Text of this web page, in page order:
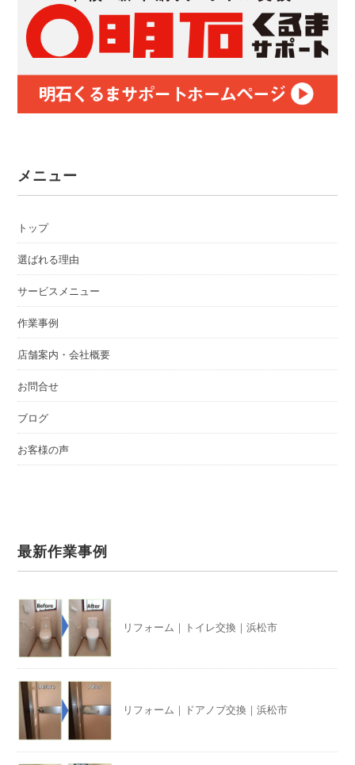
メニュー
トップ
選ばれる理由
サービスメニュー
作業事例
店舗案内・会社概要
お問合せ
ブログ
お客様の声
最新作業事例
リフォーム｜トイレ交換｜浜松市
リフォーム｜ドアノブ交換｜浜松市